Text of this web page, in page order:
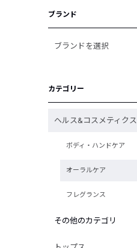
ブランド
ブランドを選択
カテゴリー
ヘルス&コスメティクス
ボディ・ハンドケア
オーラルケア
フレグランス
その他のカテゴリ